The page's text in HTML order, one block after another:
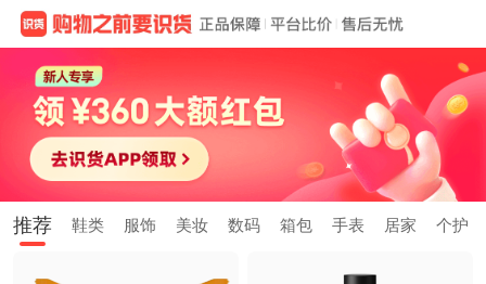
推荐 鞋类 服饰 美妆 数码 箱包 手表 居家 个护